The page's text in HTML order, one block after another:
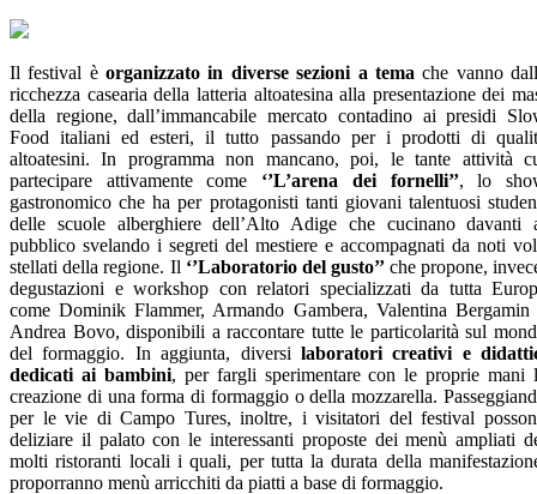
Il festival èorganizzato in diverse sezioni a tema che vanno
ricchezza casearia della latteria altoatesina alla presentazione dei
della regione, dall’immancabile mercato contadino ai presidi
Food italiani ed esteri, il tutto passando per i prodotti di
altoatesini. In programma non mancano, poi, le tante attività
partecipare attivamente come ‘’L’arena dei fornelli’’, lo
gastronomico che ha per protagonisti tanti giovani talentuosi
delle scuole alberghiere dell’Alto Adige che cucinano davanti
pubblico svelando i segreti del mestiere e accompagnati da noti
stellati della regione. Il ‘’Laboratorio del gusto’’ che propone,
degustazioni e workshop con relatori specializzati da tutta
come Dominik Flammer, Armando Gambera, Valentina Bergamin
Andrea Bovo, disponibili a raccontare tutte le particolarità sul
del formaggio. In aggiunta, diversi laboratori creativi e
dedicati ai bambini, per fargli sperimentare con le proprie mani
creazione di una forma di formaggio o della mozzarella.
per le vie di Campo Tures, inoltre, i visitatori del festival
deliziare il palato con le interessanti proposte dei menù ampliati
molti ristoranti locali i quali, per tutta la durata della
proporranno menù arricchiti da piatti a base di formaggio.